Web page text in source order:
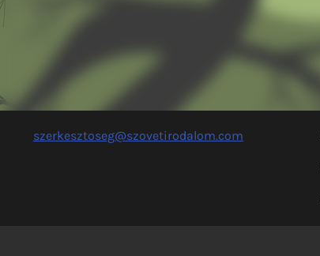
szerkesztoseg@szovetirodalom.com